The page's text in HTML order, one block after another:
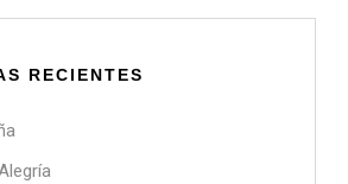
RECIENTES